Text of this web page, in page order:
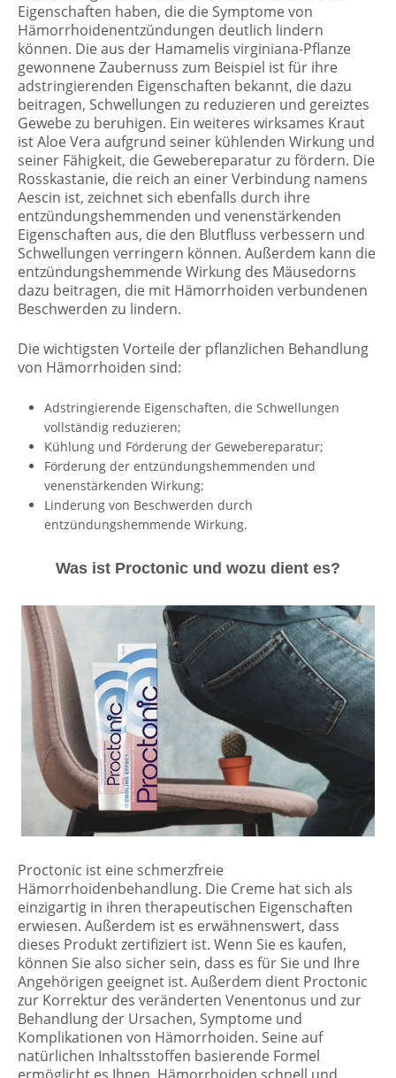
Eigenschaften haben, die die Symptome von
Hämorrhoidenentzündungen deutlich lindern
können. Die aus der Hamamelis virginiana-Pflanze
gewonnene Zaubernuss zum Beispiel ist für ihre
adstringierenden Eigenschaften bekannt, die dazu
beitragen, Schwellungen zu reduzieren und gereiztes
Gewebe zu beruhigen. Ein weiteres wirksames Kraut
ist Aloe Vera aufgrund seiner kühlenden Wirkung und
seiner Fähigkeit, die Gewebereparatur zu fördern. Die
Rosskastanie, die reich an einer Verbindung namens
Aescin ist, zeichnet sich ebenfalls durch ihre
entzündungshemmenden und venenstärkenden
Eigenschaften aus, die den Blutfluss verbessern und
Schwellungen verringern können. Außerdem kann die
entzündungshemmende Wirkung des Mäusedorns
dazu beitragen, die mit Hämorrhoiden verbundenen
Beschwerden zu lindern.
Die wichtigsten Vorteile der pflanzlichen Behandlung
von Hämorrhoiden sind:
Adstringierende Eigenschaften, die Schwellungen
vollständig reduzieren;
Kühlung und Förderung der Gewebereparatur;
Förderung der entzündungshemmenden und
venenstärkenden Wirkung;
Linderung von Beschwerden durch
entzündungshemmende Wirkung.
Was ist Proctonic und wozu dient es?
Proctonic ist eine schmerzfreie
Hämorrhoidenbehandlung. Die Creme hat sich als
einzigartig in ihren therapeutischen Eigenschaften
erwiesen. Außerdem ist es erwähnenswert, dass
dieses Produkt zertifiziert ist. Wenn Sie es kaufen,
können Sie also sicher sein, dass es für Sie und Ihre
Angehörigen geeignet ist. Außerdem dient Proctonic
zur Korrektur des veränderten Venentonus und zur
Behandlung der Ursachen, Symptome und
Komplikationen von Hämorrhoiden. Seine auf
natürlichen Inhaltsstoffen basierende Formel
ermöglicht es Ihnen, Hämorrhoiden schnell und